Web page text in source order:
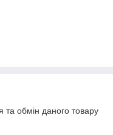
обмін даного товару